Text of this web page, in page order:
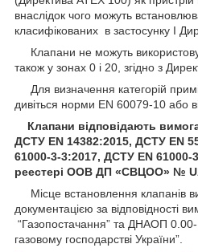
внаслідок чого можуть
класифікованих в застосунку I
Клапани не можуть
також у зонах 0 і 20, згідно з
Для визначення категорій
дивіться норми EN 60079-10 або
Клапани відповідають
ДСТУ EN 14382:2015, ДСТУ EN
61000-3-3:2017, ДСТУ EN 61000-
реестері ООВ ДП «СВЦОО» №
Місце встановлення клапанів
документацією за відповідності
“Газопостачання” та ДНАОП
газовому господарстві України”.